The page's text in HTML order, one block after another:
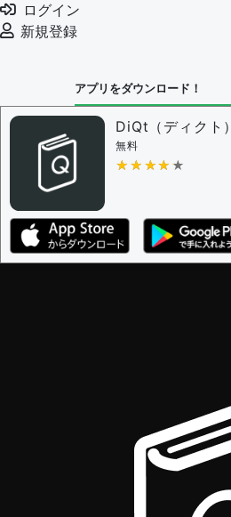
ログイン
新規登録
アプリをダウンロード！
DiQt（ディクト）
無料
★★★★★
★★★★★